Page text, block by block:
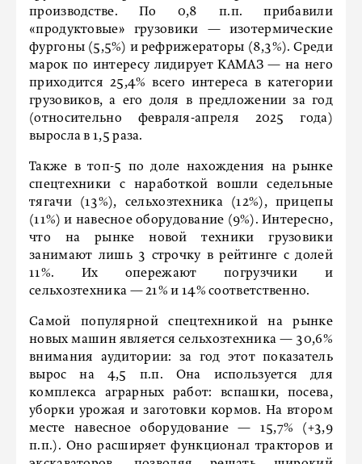
производстве. По 0,8 п.п. прибавили
«продуктовые» грузовики — изотермические
фургоны (5,5%) и рефрижераторы (8,3%). Среди
марок по интересу лидирует КАМАЗ — на него
приходится 25,4% всего интереса в категории
грузовиков, а его доля в предложении за год
(относительно февраля-апреля 2025 года)
выросла в 1,5 раза.
Также в топ-5 по доле нахождения на рынке
спецтехники с наработкой вошли седельные
тягачи (13%), сельхозтехника (12%), прицепы
(11%) и навесное оборудование (9%). Интересно,
что на рынке новой техники грузовики
занимают лишь 3 строчку в рейтинге с долей
11%. Их опережают погрузчики и
сельхозтехника — 21% и 14% соответственно.
Самой популярной спецтехникой на рынке
новых машин является сельхозтехника — 30,6%
внимания аудитории: за год этот показатель
вырос на 4,5 п.п. Она используется для
комплекса аграрных работ: вспашки, посева,
уборки урожая и заготовки кормов. На втором
месте навесное оборудование — 15,7% (+3,9
п.п.). Оно расширяет функционал тракторов и